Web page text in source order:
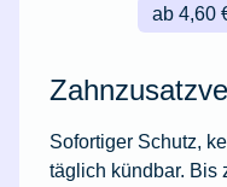
ab 4,60
Sofortiger Schutz,
täglich kündbar. Bis